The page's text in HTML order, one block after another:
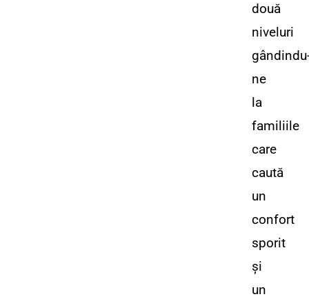
două
niveluri
ne
la
familiile
care
caută
un
confort
sporit
și
un